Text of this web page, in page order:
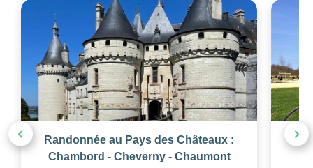
Randonnée au Pays des Châteaux :
Chambord - Cheverny - Chaumont